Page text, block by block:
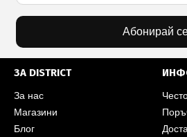
Абонирай
ЗА DISTRICT
За нас
Магазини
Блог